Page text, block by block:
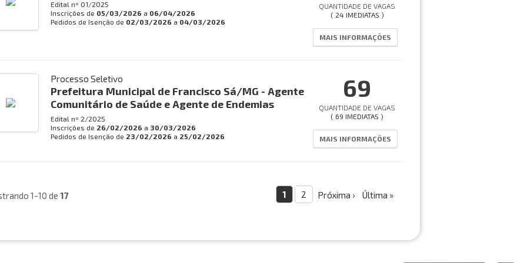
Edital nº 01/2025
Inscrições de 05/03/2026 a 06/04/2026
Pedidos de Isenção de 02/03/2026 a 04/03/2026
QUANTIDADE DE VAGAS
( 24 IMEDIATAS )
MAIS INFORMAÇÕES
Processo Seletivo
Prefeitura Municipal de Francisco Sá/MG - Agente
Comunitário de Saúde e Agente de Endemias
Edital nº 2/2025
Inscrições de 26/02/2026 a 30/03/2026
Pedidos de Isenção de 23/02/2026 a 25/02/2026
69
QUANTIDADE DE VAGAS
( 69 IMEDIATAS )
MAIS INFORMAÇÕES
1-10 de 17 1 2 Próxima › Última »